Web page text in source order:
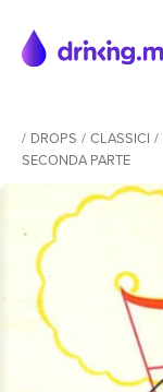
/ DROPS / CLASSICI /
SECONDA PARTE